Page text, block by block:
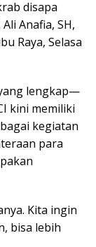
disapa
Anafia, SH,
Raya, Selasa
lengkap—
kini memiliki
kegiatan
para
Kita ingin
bisa lebih